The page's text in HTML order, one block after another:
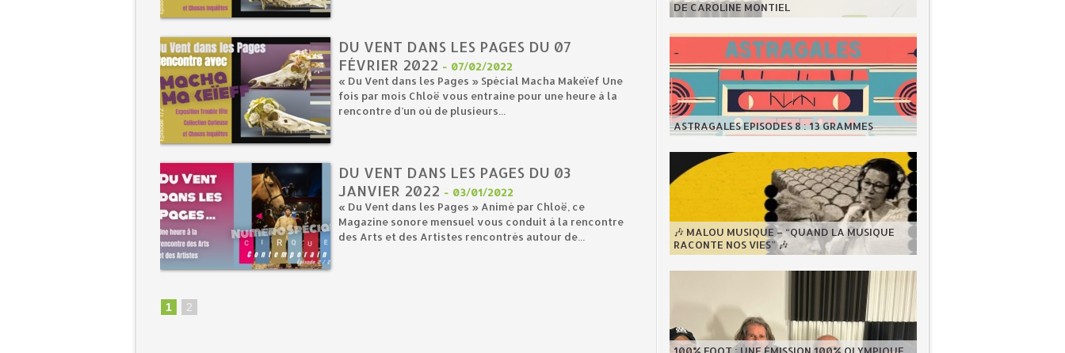
DU VENT DANS LES PAGES DU 07
FÉVRIER 2022 - 07/02/2022
« Du Vent dans les Pages » Spécial Macha Makeïef Une
fois par mois Chloë vous entraine pour une heure à la
rencontre d’un où de plusieurs...
DU VENT DANS LES PAGES DU 03
JANVIER 2022 - 03/01/2022
« Du Vent dans les Pages » Animé par Chloë, ce
Magazine sonore mensuel vous conduit à la rencontre
des Arts et des Artistes rencontrés autour de...
1 2
DE CAROLINE MONTIEL
ASTRAGALES EPISODES 8 : 13 GRAMMES
🎶 MALOU MUSIQUE – “QUAND LA MUSIQUE
RACONTE NOS VIES” 🎶